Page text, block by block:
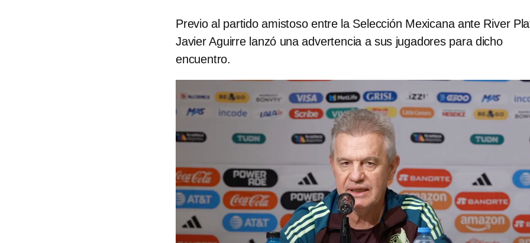
Previo al partido amistoso entre la Selección Mexicana ante River
Javier Aguirre lanzó una advertencia a sus jugadores para dicho
encuentro.